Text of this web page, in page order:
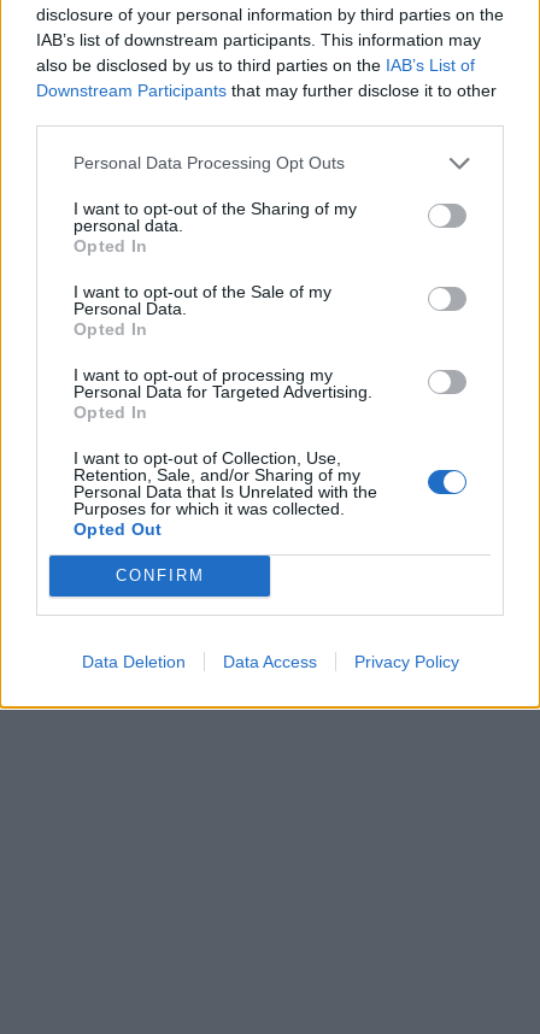
disclosure of your personal information by third parties on the
IAB’s list of downstream participants. This information may
also be disclosed by us to third parties on the IAB’s List of
Downstream Participants that may further disclose it to other
Personal Data Processing Opt Outs
I want to opt-out of the Sharing of my
personal data.
Opted In
I want to opt-out of the Sale of my
Personal Data.
Opted In
I want to opt-out of processing my
Personal Data for Targeted Advertising.
Opted In
I want to opt-out of Collection, Use,
Retention, Sale, and/or Sharing of my
Personal Data that Is Unrelated with the
Purposes for which it was collected.
Opted Out
CONFIRM
Data Deletion Data Access Privacy Policy